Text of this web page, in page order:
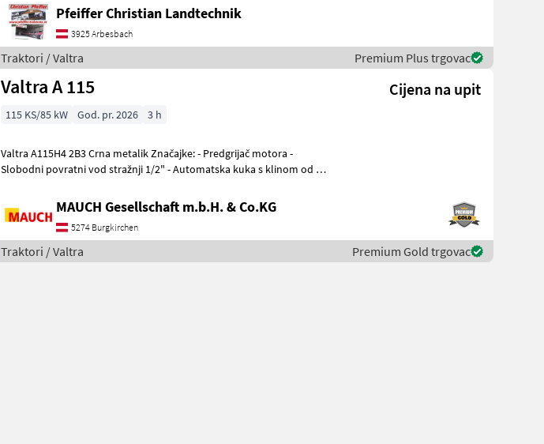
Pfeiffer Christian Landtechnik
3925 Arbesbach
Traktori / Valtra Premium Plus trgovac
Valtra A 115 Cijena na upit
115 KS/85 kW God. pr. 2026 3 h
Valtra A115H4 2B3 Crna metalik Značajke: - Predgrijač motora -
Slobodni povratni vod stražnji 1/2" - Automatska kuka s klinom od 38
MAUCH Gesellschaft m.b.H. & Co.KG
5274 Burgkirchen
Traktori / Valtra Premium Gold trgovac